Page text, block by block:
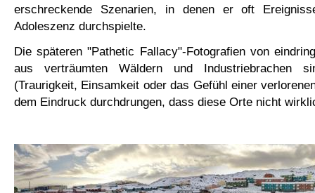
erschreckende Szenarien, in denen er oft
Adoleszenz durchspielte.
Die späteren "Pathetic Fallacy"-Fotografien von
aus verträumten Wäldern und Industriebrachen
(Traurigkeit, Einsamkeit oder das Gefühl einer
dem Eindruck durchdrungen, dass diese Orte nicht